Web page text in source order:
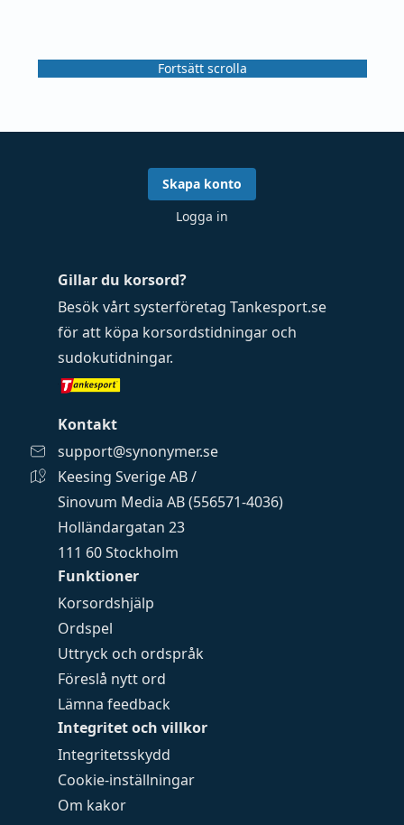
Fortsätt scrolla
Funktioner
Korsordshjälp
Ordspel
Uttryck och ordspråk
Föreslå nytt ord
Lämna feedback
Integritet och villkor
Integritetsskydd
Cookie-inställningar
Om kakor
Gillar du korsord?
Besök vårt systerföretag Tankesport.se
för att köpa korsordstidningar och
sudokutidningar.
Kontakt
support@synonymer.se
Keesing Sverige AB /
Sinovum Media AB (556571-4036)
Holländargatan 23
111 60 Stockholm
Skapa konto
Logga in